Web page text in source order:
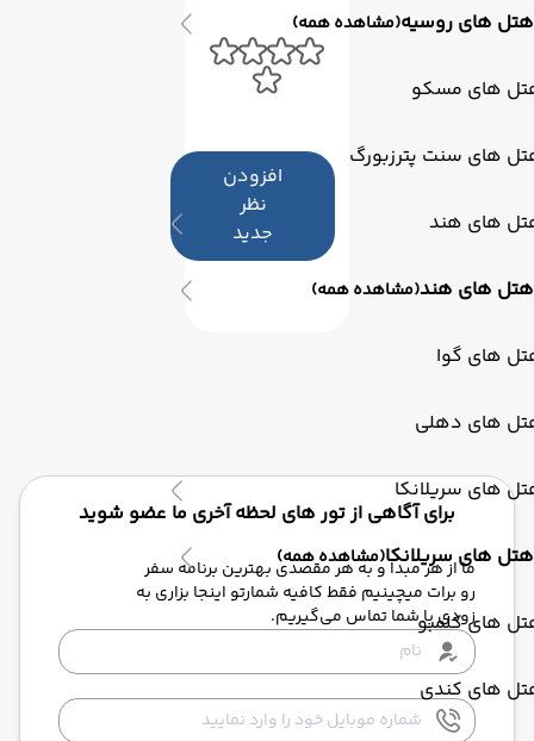
هتل های روسیه(مشاهده همه)
های مسکو
های سنت پترزبورگ
های هند
هتل های هند(مشاهده همه)
های گوا
های دهلی
های سریلانکا
هتل های سریلانکا(مشاهده همه)
های کلمبو
های کندی
افزودن
نظر
جدید
برای آگاهی از تور های لحظه آخری ما عضو شوید
ما از هر مبدا و به هر مقصدی بهترین برنامه سفر
رو برات میچینیم فقط کافیه شمارتو اینجا بزاری به
زودی با شما تماس می‌گیریم.